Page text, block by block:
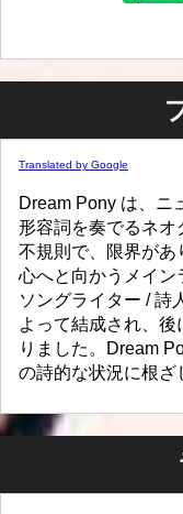
Translated by Google
Dream Pony は、ニ
形容詞を奏でるネオ
不規則で、限界があ
心へと向かうメイン
ソングライター / 詩
よって結成され、
りました。Dream
の詩的な状況に根ざ